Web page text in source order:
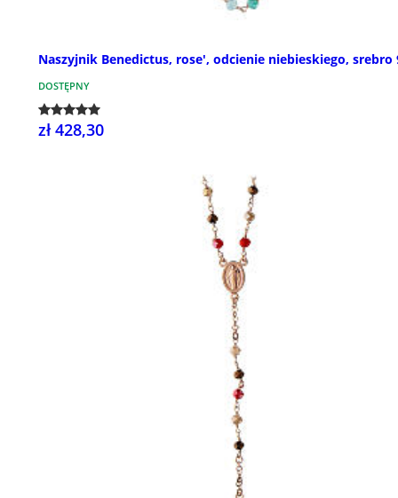
Naszyjnik Benedictus, rose', odcienie niebieskiego, srebro
DOSTĘPNY
zł 428,30